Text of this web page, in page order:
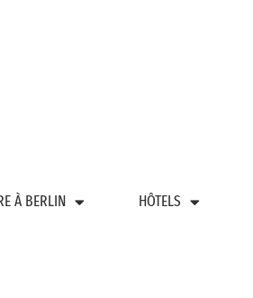
À BERLIN HÔTELS